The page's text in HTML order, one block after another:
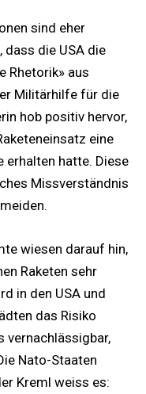
sind eher
dass die USA die
Rhetorik» aus
Militärhilfe für die
hob positiv hervor,
eine
erhalten hatte. Diese
Missverständnis
wiesen darauf hin,
Raketen sehr
in den USA und
das Risiko
vernachlässigbar,
Nato-Staaten
Kreml weiss es: